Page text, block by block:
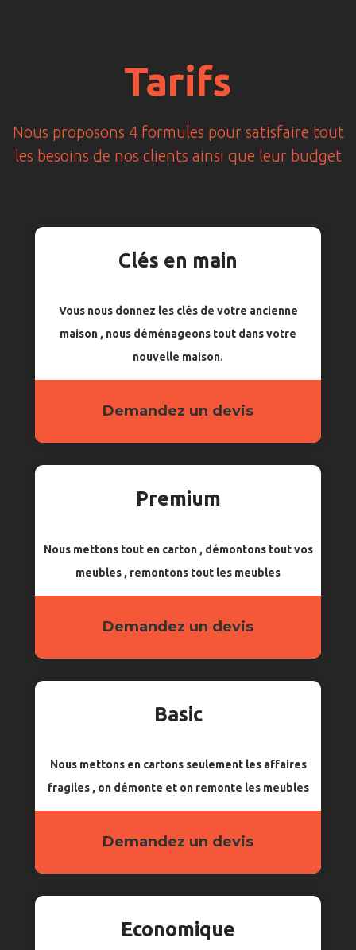
Tarifs
Nous proposons 4 formules pour satisfaire tout
les besoins de nos clients ainsi que leur budget
Clés en main
Vous nous donnez les clés de votre ancienne
maison , nous déménageons tout dans votre
nouvelle maison.
Demandez un devis
Premium
Nous mettons tout en carton , démontons tout vos
meubles , remontons tout les meubles
Demandez un devis
Basic
Nous mettons en cartons seulement les affaires
fragiles , on démonte et on remonte les meubles
Demandez un devis
Economique